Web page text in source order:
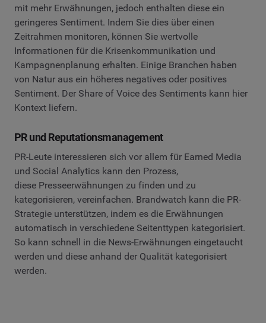
mit mehr Erwähnungen, jedoch enthalten diese ein
geringeres Sentiment. Indem Sie dies über einen
Zeitrahmen monitoren, können Sie wertvolle
Informationen für die Krisenkommunikation und
Kampagnenplanung erhalten. Einige Branchen haben
von Natur aus ein höheres negatives oder positives
Sentiment. Der Share of Voice des Sentiments kann hier
Kontext liefern.
PR und Reputationsmanagement
PR-Leute interessieren sich vor allem für Earned Media
und Social Analytics kann den Prozess,
diese Presseerwähnungen zu finden und zu
kategorisieren, vereinfachen. Brandwatch kann die PR-
Strategie unterstützen, indem es die Erwähnungen
automatisch in verschiedene Seitenttypen kategorisiert.
So kann schnell in die News-Erwähnungen eingetaucht
werden und diese anhand der Qualität kategorisiert
werden.